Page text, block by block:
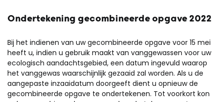
Ondertekening gecombineerde opgave 2022
Bij het indienen van uw gecombineerde opgave voor 15 mei
heeft u, indien u gebruik maakt van vanggewassen voor uw
ecologisch aandachtsgebied, een datum ingevuld waarop
het vanggewas waarschijnlijk gezaaid zal worden. Als u de
aangepaste inzaaidatum doorgeeft dient u opnieuw de
gecombineerde opgave te ondertekenen. Tot voorkort kon